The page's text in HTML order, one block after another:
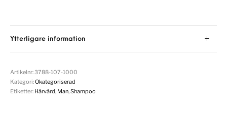
Ytterligare information
Artikelnr:3788-107-1000
Kategori:Okategoriserad
Etiketter: Hårvård Man ,Shampoo